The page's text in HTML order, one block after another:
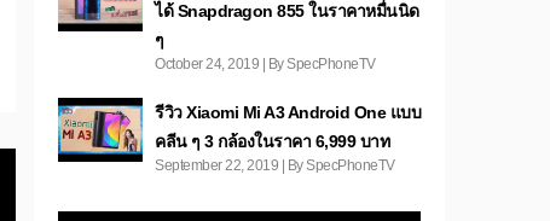
ได้ Snapdragon 855 ในราคาหมื่นนิด
ๆ
October 24, 2019 | By SpecPhoneTV
รีวิว Xiaomi Mi A3 Android One แบบ
คลีน ๆ 3 กล้องในราคา 6,999 บาท
September 22, 2019 | By SpecPhoneTV